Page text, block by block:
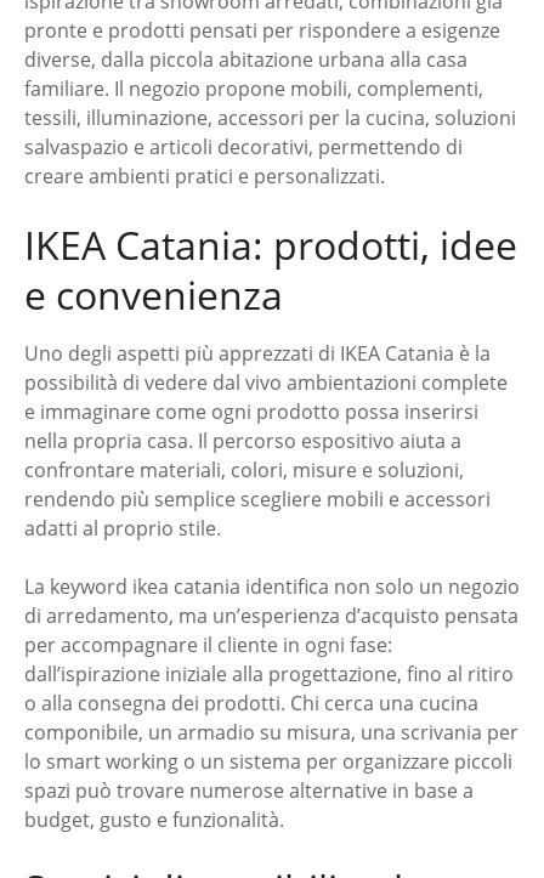
pronte e prodotti pensati per rispondere a esigenze
diverse, dalla piccola abitazione urbana alla casa
familiare. Il negozio propone mobili, complementi,
tessili, illuminazione, accessori per la cucina, soluzioni
salvaspazio e articoli decorativi, permettendo di
creare ambienti pratici e personalizzati.
IKEA Catania: prodotti, idee
e convenienza
Uno degli aspetti più apprezzati di IKEA Catania è la
possibilità di vedere dal vivo ambientazioni complete
e immaginare come ogni prodotto possa inserirsi
nella propria casa. Il percorso espositivo aiuta a
confrontare materiali, colori, misure e soluzioni,
rendendo più semplice scegliere mobili e accessori
adatti al proprio stile.
La keyword ikea catania identifica non solo un negozio
di arredamento, ma un’esperienza d’acquisto pensata
per accompagnare il cliente in ogni fase:
dall’ispirazione iniziale alla progettazione, fino al ritiro
o alla consegna dei prodotti. Chi cerca una cucina
componibile, un armadio su misura, una scrivania per
lo smart working o un sistema per organizzare piccoli
spazi può trovare numerose alternative in base a
budget, gusto e funzionalità.